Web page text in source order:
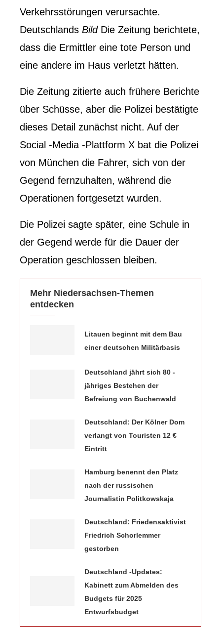
Verkehrsstörungen verursachte.
Deutschlands BildDie Zeitung berichtete,
dass die Ermittler eine tote Person und
eine andere im Haus verletzt hätten.
Die Zeitung zitierte auch frühere Berichte
über Schüsse, aber die Polizei bestätigte
dieses Detail zunächst nicht. Auf der
Social -Media -Plattform X bat die Polizei
von München die Fahrer, sich von der
Gegend fernzuhalten, während die
Operationen fortgesetzt wurden.
Die Polizei sagte später, eine Schule in
der Gegend werde für die Dauer der
Operation geschlossen bleiben.
Mehr Niedersachsen-Themen
entdecken
Litauen beginnt mit dem Bau
einer deutschen Militärbasis
Deutschland jährt sich 80 -
jähriges Bestehen der
Befreiung von Buchenwald
Deutschland: Der Kölner Dom
verlangt von Touristen 12 €
Eintritt
Hamburg benennt den Platz
nach der russischen
Journalistin Politkowskaja
Deutschland: Friedensaktivist
Friedrich Schorlemmer
gestorben
Deutschland -Updates:
Kabinett zum Abmelden des
Budgets für 2025
Entwurfsbudget